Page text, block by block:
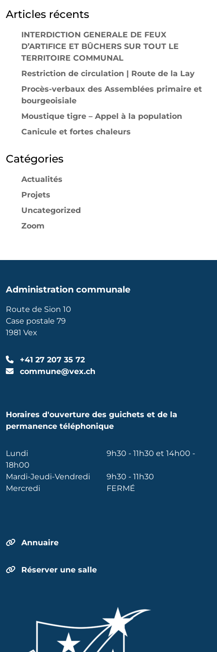
Articles récents
INTERDICTION GENERALE DE FEUX
D’ARTIFICE ET BÛCHERS SUR TOUT LE
TERRITOIRE COMMUNAL
Restriction de circulation | Route de la Lay
Procès-verbaux des Assemblées primaire et
bourgeoisiale
Moustique tigre – Appel à la population
Canicule et fortes chaleurs
Catégories
Actualités
Projets
Uncategorized
Zoom
Administration communale
Route de Sion 10
Case postale 79
1981 Vex
+41 27 207 35 72
commune@vex.ch
Horaires d'ouverture des guichets et de la
permanence téléphonique
Lundi
9h30 - 11h30 et 14h00 -
18h00
Mardi-Jeudi-Vendredi
9h30 - 11h30
Mercredi
FERMÉ
Annuaire
Réserver une salle